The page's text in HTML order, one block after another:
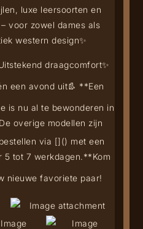
luxe leersoorten en
voor zowel dames als
western design✨
draagcomfort✨
een avond uit👢 **Een
is nu al te bewonderen in
overige modellen zijn
via []() met een
5 tot 7 werkdagen.**Kom
nieuwe favoriete paar!